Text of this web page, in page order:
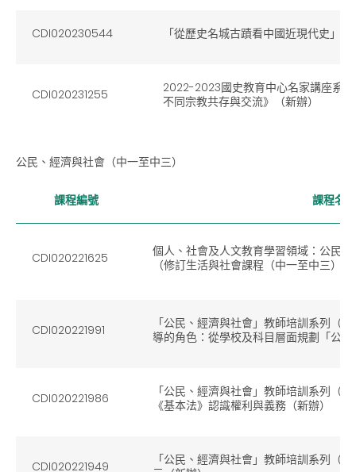
CDI020230544 「從歷史名城古蹟看中國近現代史」
CDI020231255
2022-2023國史教育中心名家講座系
不同宗教共存與交流》（新辦）
公民、經濟與社會（中一至中三）
課程編號 課程名稱
CDI020221625
個人、社會及人文教育學習領域：公民
（修訂生活與社會課程（中一至中三）
CDI020221991
「公民、經濟與社會」教師培訓系列（
導的角色：從學校及科目層面規劃「公
CDI020221986
「公民、經濟與社會」教師培訓系列（
《基本法》認識權利與義務（新辦）
CDI020221949
「公民、經濟與社會」教師培訓系列（